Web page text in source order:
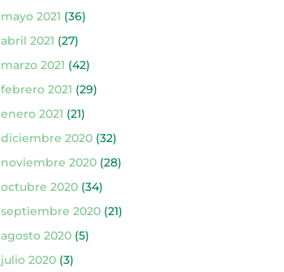
mayo 2021 (36)
abril 2021 (27)
marzo 2021 (42)
febrero 2021 (29)
enero 2021 (21)
diciembre 2020(32)
noviembre 2020(28)
octubre 2020(34)
septiembre 2020(21)
agosto 2020(5)
julio 2020(3)